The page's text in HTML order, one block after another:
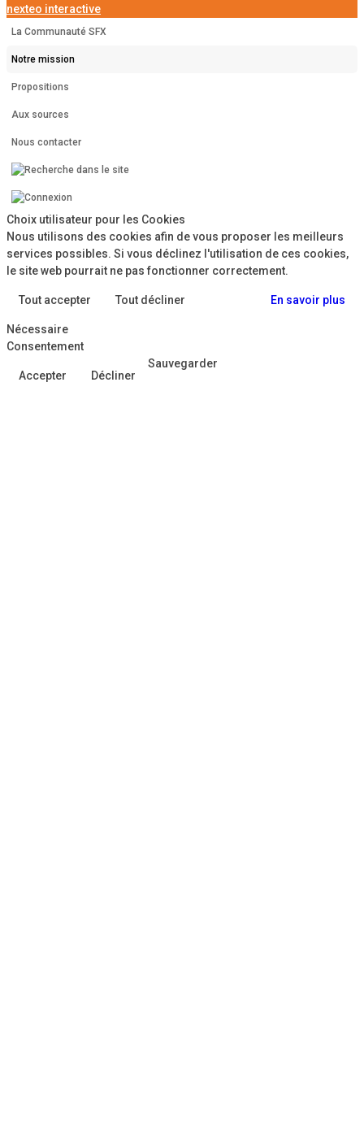
nexteo interactive
La Communauté SFX
Notre mission
Propositions
Aux sources
Nous contacter
Choix utilisateur pour les Cookies
Nous utilisons des cookies afin de vous proposer les meilleurs
services possibles. Si vous déclinez l'utilisation de ces cookies,
le site web pourrait ne pas fonctionner correctement.
Tout accepter Tout décliner En savoir plus
Nécessaire
Consentement
Accepter Décliner
Sauvegarder